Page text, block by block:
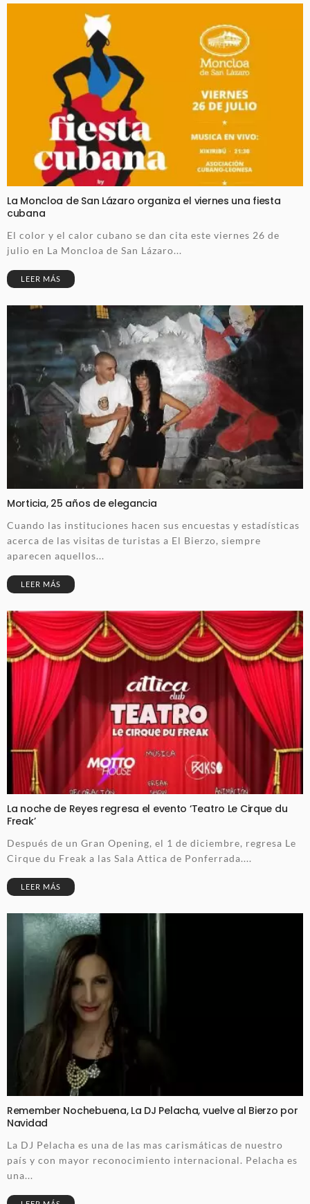
La Moncloa de San Lázaro organiza el viernes una fiesta
cubana
El color y el calor cubano se dan cita este viernes 26 de
julio en La Moncloa de San Lázaro...
LEER MÁS
Morticia, 25 años de elegancia
Cuando las instituciones hacen sus encuestas y estadísticas
acerca de las visitas de turistas a El Bierzo, siempre
aparecen aquellos...
LEER MÁS
La noche de Reyes regresa el evento ‘Teatro Le Cirque du
Freak’
Después de un Gran Opening, el 1 de diciembre, regresa Le
Cirque du Freak a las Sala Attica de Ponferrada....
LEER MÁS
Remember Nochebuena, La DJ Pelacha, vuelve al Bierzo por
Navidad
La DJ Pelacha es una de las mas carismáticas de nuestro
país y con mayor reconocimiento internacional. Pelacha es
una...